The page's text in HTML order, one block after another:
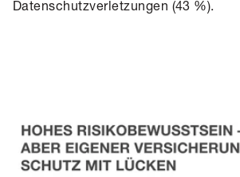
Datenschutzverletzungen (43 %).